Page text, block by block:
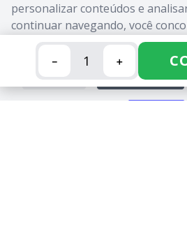
personalizar conteúdos e
continuar navegando, você
cookies. Saiba mais em nossa
ACEITAR
＋
－